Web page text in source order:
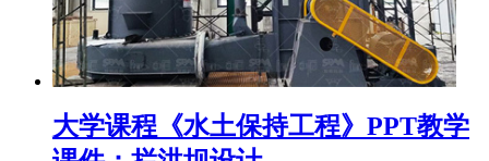
大学课程《水土保持工程》PPT教学